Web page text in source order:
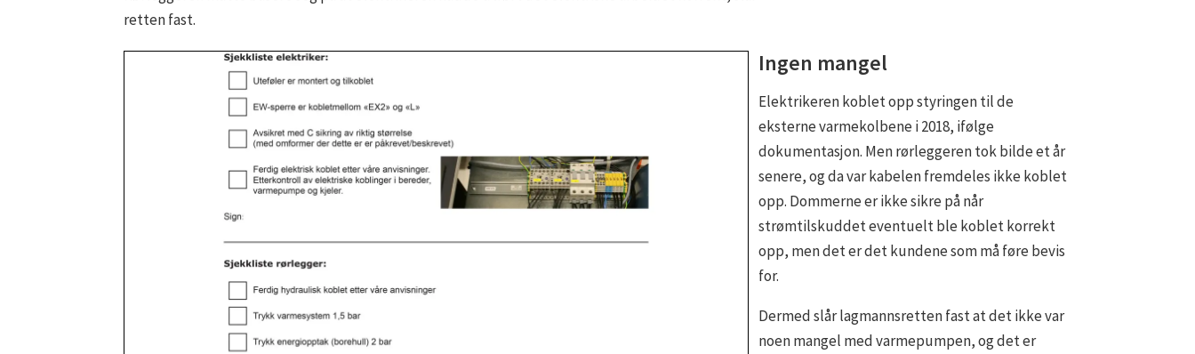
retten fast.
Ingen mangel
Elektrikeren koblet opp styringen til de
eksterne varmekolbene i 2018, ifølge
dokumentasjon. Men rørleggeren tok bilde et år
senere, og da var kabelen fremdeles ikke koblet
opp. Dommerne er ikke sikre på når
strømtilskuddet eventuelt ble koblet korrekt
opp, men det er det kundene som må føre bevis
for.
Dermed slår lagmannsretten fast at det ikke var
noen mangel med varmepumpen, og det er